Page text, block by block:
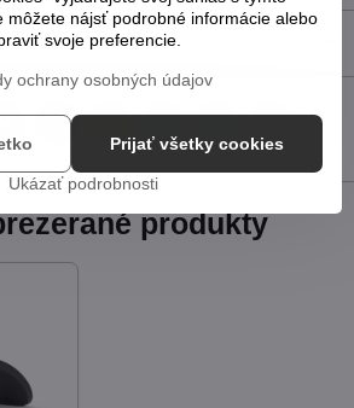
Pinterest
mail
produkty
môžete nájsť podrobné informácie alebo
svoje preferencie.
ochrany osobných údajov
Ukázať podrobnosti
Prijať všetky cookies